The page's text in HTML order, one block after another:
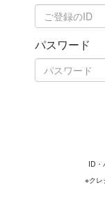
パスワード
ID・
※クレ